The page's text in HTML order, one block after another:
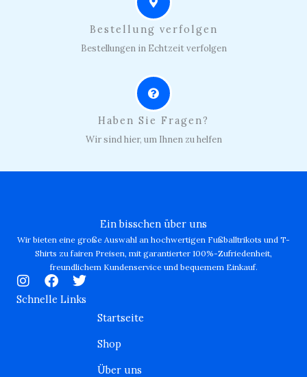
Bestellung verfolgen
Bestellungen in Echtzeit verfolgen
Haben Sie Fragen?
Wir sind hier, um Ihnen zu helfen
Ein bisschen über uns
Wir bieten eine große Auswahl an hochwertigen Fußballtrikots und T-
Shirts zu fairen Preisen, mit garantierter 100%-Zufriedenheit,
freundlichem Kundenservice und bequemem Einkauf.
I
n
s
F
a
c
T
w
i
Schnelle Links
Startseite
Shop
Über uns